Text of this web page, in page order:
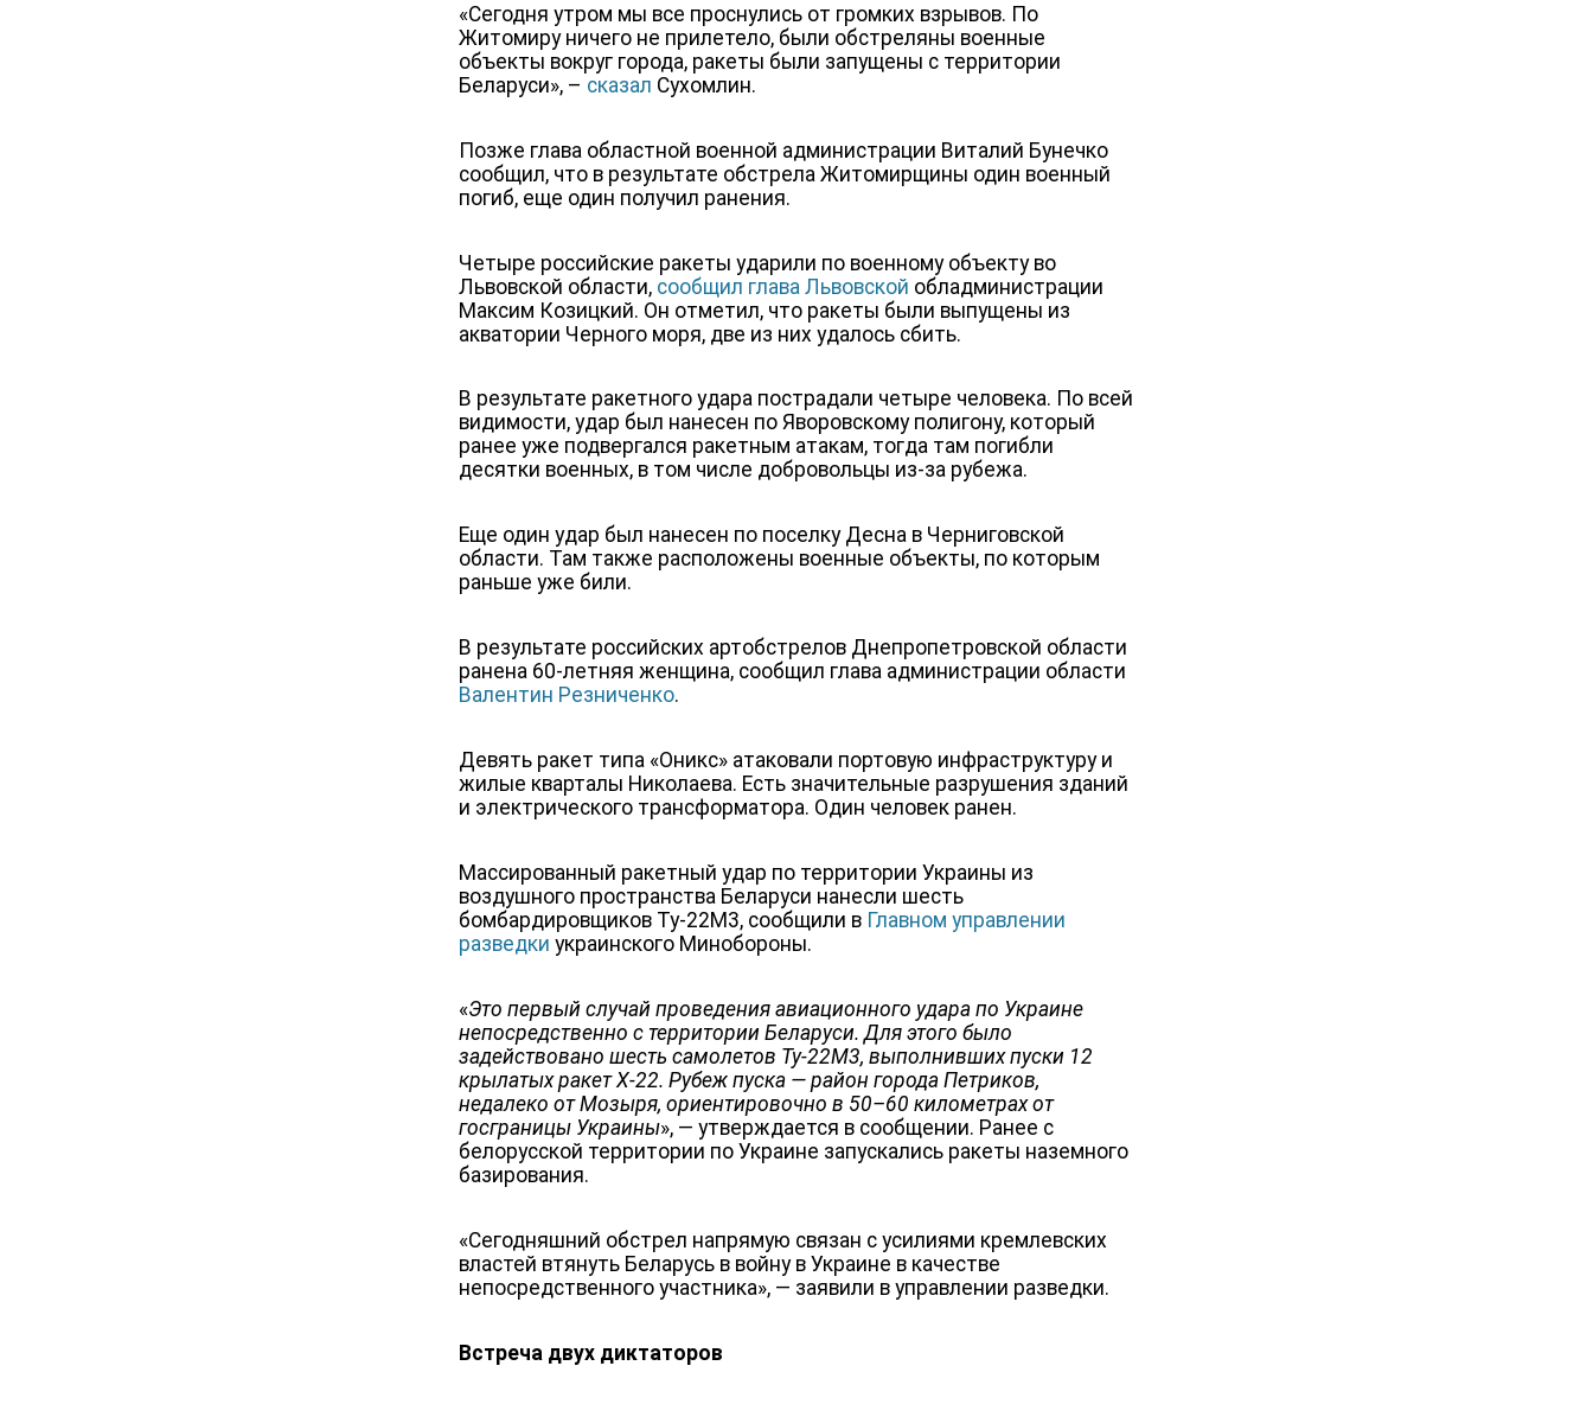
«Сегодня утром мы все проснулись от громких взрывов. По
Житомиру ничего не прилетело, были обстреляны военные
объекты вокруг города, ракеты были запущены с территории
Беларуси», – сказал Сухомлин.
Позже глава областной военной администрации Виталий Бунечко
сообщил, что в результате обстрела Житомирщины один военный
погиб, еще один получил ранения.
Четыре российские ракеты ударили по военному объекту во
Львовской области, сообщил глава Львовской обладминистрации
Максим Козицкий. Он отметил, что ракеты были выпущены из
акватории Черного моря, две из них удалось сбить.
В результате ракетного удара пострадали четыре человека. По всей
видимости, удар был нанесен по Яворовскому полигону, который
ранее уже подвергался ракетным атакам, тогда там погибли
десятки военных, в том числе добровольцы из-за рубежа.
Еще один удар был нанесен по поселку Десна в Черниговской
области. Там также расположены военные объекты, по которым
раньше уже били.
В результате российских артобстрелов Днепропетровской области
ранена 60-летняя женщина, сообщил глава администрации области
Валентин Резниченко.
Девять ракет типа «Оникс» атаковали портовую инфраструктуру и
жилые кварталы Николаева. Есть значительные разрушения зданий
и электрического трансформатора. Один человек ранен.
Массированный ракетный удар по территории Украины из
воздушного пространства Беларуси нанесли шесть
бомбардировщиков Ту-22М3, сообщили в Главном управлении
разведки украинского Минобороны.
«Это первый случай проведения авиационного удара по Украине
непосредственно с территории Беларуси. Для этого было
задействовано шесть самолетов Ту-22М3, выполнивших пуски 12
крылатых ракет Х-22. Рубеж пуска — район города Петриков,
недалеко от Мозыря, ориентировочно в 50–60 километрах от
госграницы Украины», — утверждается в сообщении. Ранее с
белорусской территории по Украине запускались ракеты наземного
базирования.
«Сегодняшний обстрел напрямую связан с усилиями кремлевских
властей втянуть Беларусь в войну в Украине в качестве
непосредственного участника», — заявили в управлении разведки.
Встреча двух диктаторов